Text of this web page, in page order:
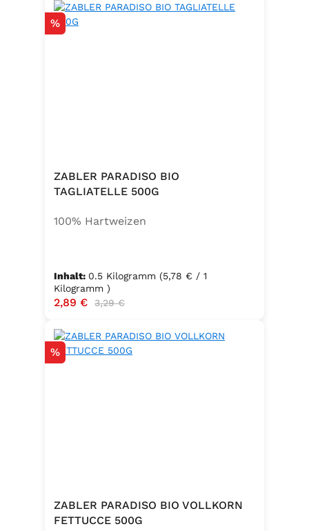
Rabatt
%
ZABLER PARADISO BIO
TAGLIATELLE 500G
100% Hartweizen
Inhalt: 0.5 Kilogramm (5,78 € / 1
Kilogramm )
Verkaufspreis:
2,89 € Regulärer Preis:
3,29 €
Rabatt
%
ZABLER PARADISO BIO VOLLKORN
FETTUCCE 500G